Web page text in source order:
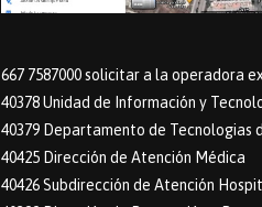
667 7587000 solicitar a la operadora
40378 Unidad de Información y
40379 Departamento de Tecnologias
40425 Dirección de Atención Médica
40426 Subdirección de Atención